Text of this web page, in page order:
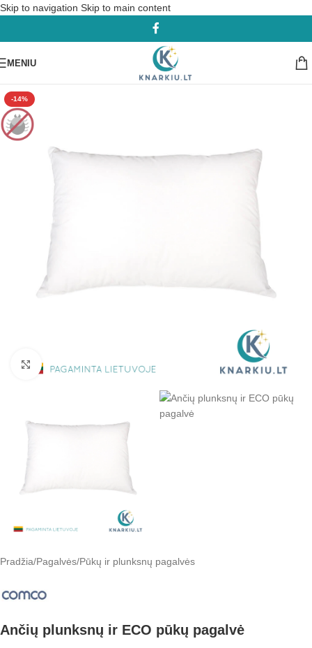
Skip to navigation Skip to main content
MENIU
-14%
Padidinti
Pradžia/Pagalvės/Pūkų ir plunksnų pagalvės
Ančių plunksnų ir ECO pūkų pagalvė